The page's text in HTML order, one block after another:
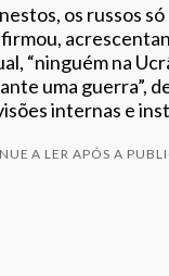
os russos
“ninguém na
uma guerra”,
internas e
A LER APÓS A